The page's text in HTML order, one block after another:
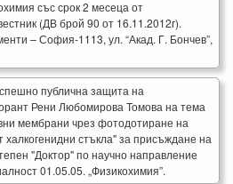
със срок 2 месеца от
(ДВ брой 90 от 16.11.2012г).
– София-1113, ул. “Акад. Г. Бончев”,
публична защита на
Рени Любомирова Томова на тема
мембрани чрез фотодотиране на
халкогенидни стъкла" за присъждане на
"Доктор" по научно направление
01.05.05. „Физикохимия”.